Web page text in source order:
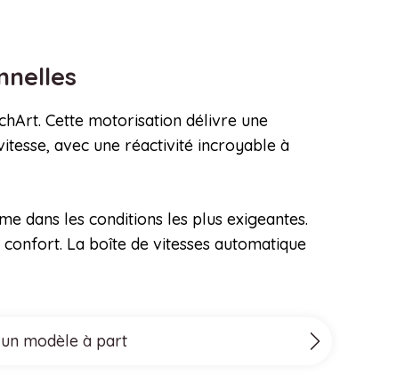
Cette motorisation délivre une
avec une réactivité incroyable à
dans les conditions les plus exigeantes.
La boîte de vitesses automatique
modèle à part